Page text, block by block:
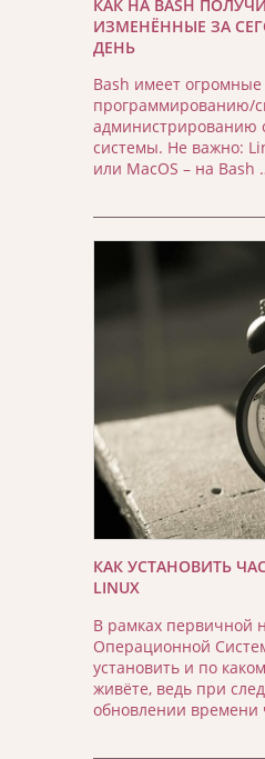
КАК НА BASH
ИЗМЕНЁННЫЕ ЗА
ДЕНЬ
Bash имеет
программированию/
администрированию
системы. Не важно:
или MacOS – на Bash
КАК УСТАНОВИТЬ
LINUX
В рамках первичной
Операционной
установить и по
живёте, ведь при
обновлении времени